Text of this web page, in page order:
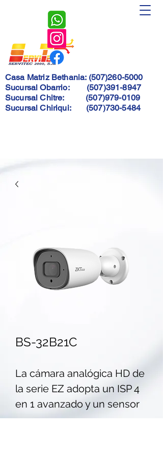
Servitec
2000, S.A.
Casa Matriz Bethania: (507)260-5000
Sucursal Obarrio: (507)391-8947
Sucursal Chitre: (507)979-0109
Sucursal Chiriqui: (507)730-5484
BS-32B21C
La cámara analógica HD de
la serie EZ adopta un ISP 4
en 1 avanzado y un sensor
de imagen de 1 / 2.9 “, que